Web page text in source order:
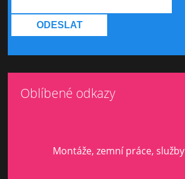
Oblíbené odkazy
Montáže, zemní práce, služby